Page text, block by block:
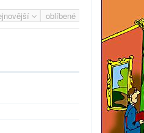
oblíbené